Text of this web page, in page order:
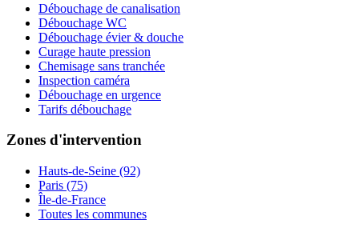
Débouchage de canalisation
Débouchage WC
Débouchage évier & douche
Curage haute pression
Chemisage sans tranchée
Inspection caméra
Débouchage en urgence
Tarifs débouchage
Zones d'intervention
Hauts-de-Seine (92)
Paris (75)
Île-de-France
Toutes les communes